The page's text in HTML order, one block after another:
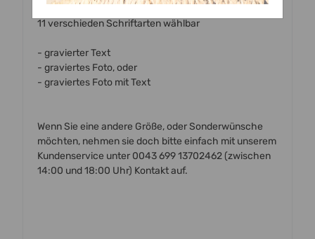
11 verschieden Schriftarten wählbar
- gravierter Text
- graviertes Foto, oder
- graviertes Foto mit Text
Wenn Sie eine andere Größe, oder Sonderwünsche
möchten, nehmen sie doch bitte einfach mit unserem
Kundenservice unter 0043 699 13702462 (zwischen
14:00 und 18:00 Uhr) Kontakt auf.